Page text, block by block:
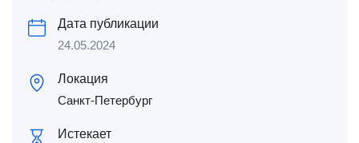
Дата публикации
24.05.2024
Локация
Санкт-Петербург
Истекает